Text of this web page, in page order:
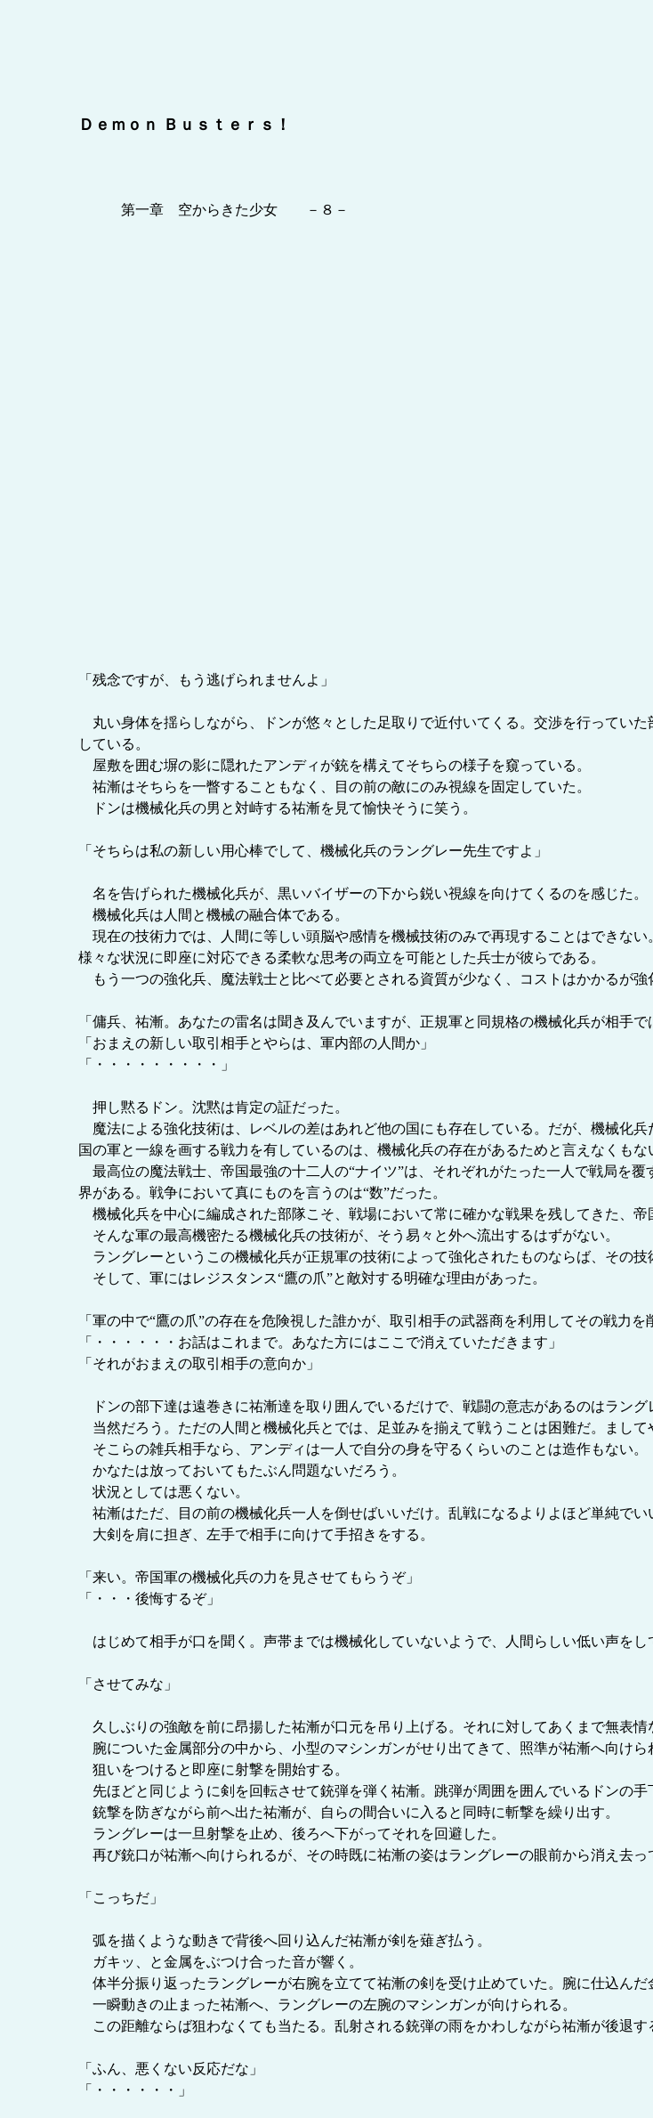
Ｄｅｍｏｎ Ｂｕｓｔｅｒｓ！
第一章 空からきた少女 －８－
「残念ですが、もう逃げられませんよ」
丸い身体を揺らしながら、ドンが悠々とした足取りで近付いてくる。交渉を行ってい
している。
屋敷を囲む塀の影に隠れたアンディが銃を構えてそちらの様子を窺っている。
祐漸はそちらを一瞥することもなく、目の前の敵にのみ視線を固定していた。
ドンは機械化兵の男と対峙する祐漸を見て愉快そうに笑う。
「そちらは私の新しい用心棒でして、機械化兵のラングレー先生ですよ」
名を告げられた機械化兵が、黒いバイザーの下から鋭い視線を向けてくるのを感じた。
機械化兵は人間と機械の融合体である。
現在の技術力では、人間に等しい頭脳や感情を機械技術のみで再現することはできな
様々な状況に即座に対応できる柔軟な思考の両立を可能とした兵士が彼らである。
もう一つの強化兵、魔法戦士と比べて必要とされる資質が少なく、コストはかかるが強
「傭兵、祐漸。あなたの雷名は聞き及んでいますが、正規軍と同規格の機械化兵が相手で
「おまえの新しい取引相手とやらは、軍内部の人間か」
「・・・・・・・・・」
押し黙るドン。沈黙は肯定の証だった。
魔法による強化技術は、レベルの差はあれど他の国にも存在している。だが、機械化
国の軍と一線を画する戦力を有しているのは、機械化兵の存在があるためと言えなくもな
最高位の魔法戦士、帝国最強の十二人の“ナイツ”は、それぞれがたった一人で戦局を
界がある。戦争において真にものを言うのは“数”だった。
機械化兵を中心に編成された部隊こそ、戦場において常に確かな戦果を残してきた、帝
そんな軍の最高機密たる機械化兵の技術が、そう易々と外へ流出するはずがない。
ラングレーというこの機械化兵が正規軍の技術によって強化されたものならば、その
そして、軍にはレジスタンス“鷹の爪”と敵対する明確な理由があった。
「軍の中で“鷹の爪”の存在を危険視した誰かが、取引相手の武器商を利用してその戦力
「・・・・・・お話はこれまで。あなた方にはここで消えていただきます」
「それがおまえの取引相手の意向か」
ドンの部下達は遠巻きに祐漸達を取り囲んでいるだけで、戦闘の意志があるのはラング
当然だろう。ただの人間と機械化兵とでは、足並みを揃えて戦うことは困難だ。まして
そこらの雑兵相手なら、アンディは一人で自分の身を守るくらいのことは造作もない。
かなたは放っておいてもたぶん問題ないだろう。
状況としては悪くない。
祐漸はただ、目の前の機械化兵一人を倒せばいいだけ。乱戦になるよりよほど単純でい
大剣を肩に担ぎ、左手で相手に向けて手招きをする。
「来い。帝国軍の機械化兵の力を見させてもらうぞ」
「・・・後悔するぞ」
はじめて相手が口を聞く。声帯までは機械化していないようで、人間らしい低い声をし
「させてみな」
久しぶりの強敵を前に昂揚した祐漸が口元を吊り上げる。それに対してあくまで無表情
腕についた金属部分の中から、小型のマシンガンがせり出てきて、照準が祐漸へ向けら
狙いをつけると即座に射撃を開始する。
先ほどと同じように剣を回転させて銃弾を弾く祐漸。跳弾が周囲を囲んでいるドンの手
銃撃を防ぎながら前へ出た祐漸が、自らの間合いに入ると同時に斬撃を繰り出す。
ラングレーは一旦射撃を止め、後ろへ下がってそれを回避した。
再び銃口が祐漸へ向けられるが、その時既に祐漸の姿はラングレーの眼前から消え去っ
「こっちだ」
弧を描くような動きで背後へ回り込んだ祐漸が剣を薙ぎ払う。
ガキッ、と金属をぶつけ合った音が響く。
体半分振り返ったラングレーが右腕を立てて祐漸の剣を受け止めていた。腕に仕込んだ
一瞬動きの止まった祐漸へ、ラングレーの左腕のマシンガンが向けられる。
この距離ならば狙わなくても当たる。乱射される銃弾の雨をかわしながら祐漸が後退す
「ふん、悪くない反応だな」
「・・・・・・」